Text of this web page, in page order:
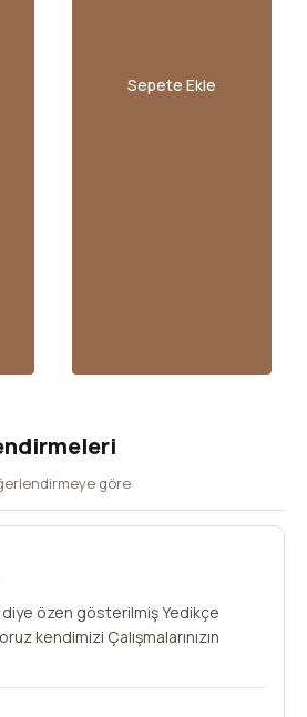
Sepete Ekle
göre
özen gösterilmiş Yedikçe
kendimizi Çalışmalarınızın